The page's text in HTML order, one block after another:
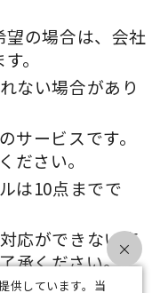
の場合は、会社
。
ない場合があり
ービスです。
ださい。
は10点までで
応ができない商
承ください。
供しています。当
×